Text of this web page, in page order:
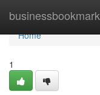
businessbookmark
Home
Home
1